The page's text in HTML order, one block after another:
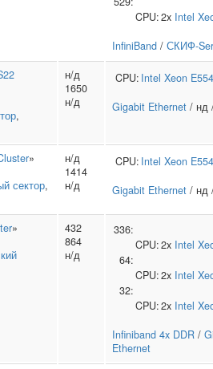
CPU:2x Intel
InfiniBand / СКИФ-
,
н/д
1650
н/д
CPU: Intel Xeon
Gigabit Ethernet / нд
»
сектор,
н/д
1414
н/д
CPU: Intel Xeon
Gigabit Ethernet / нд
»
432
864
н/д
336:
CPU:2x Intel
64:
CPU:2x Intel
32:
CPU:2x Intel
Infiniband 4x DDR /
Ethernet